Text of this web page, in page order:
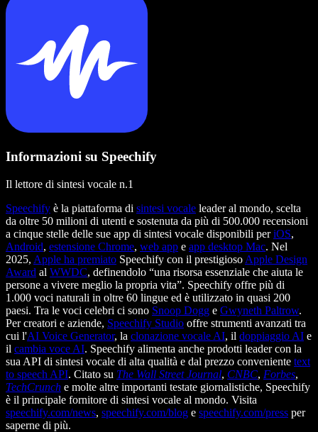
Informazioni su Speechify
Il lettore di sintesi vocale n.1
Speechify è la piattaforma di sintesi vocale leader al mondo, scelta
da oltre 50 milioni di utenti e sostenuta da più di 500.000 recensioni
a cinque stelle delle sue app di sintesi vocale disponibili periOS,
Android, estensione Chrome, web app e app desktop Mac. Nel
2025, Apple ha premiato Speechify con il prestigioso Apple Design
Award al WWDC, definendolo “una risorsa essenziale che aiuta le
persone a vivere meglio la propria vita”. Speechify offre più di
1.000 voci naturali in oltre 60 lingue ed è utilizzato in quasi 200
paesi. Tra le voci celebri ci sono Snoop Dogg e Gwyneth Paltrow.
Per creatori e aziende, Speechify Studio offre strumenti avanzati tra
cui l'AI Voice Generator, la clonazione vocale AI, il doppiaggio AI e
il cambia voce AI. Speechify alimenta anche prodotti leader con la
sua API di sintesi vocale di alta qualità e dal prezzo conveniente text
to speech API. Citato su The Wall Street Journal, CNBC, Forbes,
TechCrunch e molte altre importanti testate giornalistiche, Speechify
è il principale fornitore di sintesi vocale al mondo. Visita
speechify.com/news, speechify.com/blog e speechify.com/press per
saperne di più.